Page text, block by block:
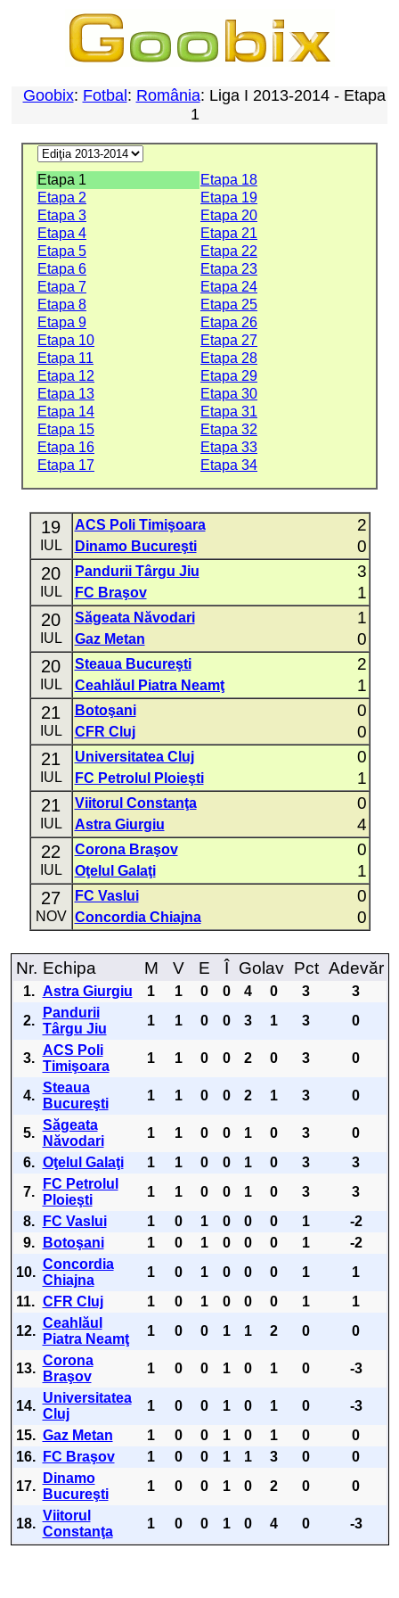
Goobix: Fotbal : România: Liga I 2013-2014 - Etapa
1
Etapa 1
Etapa 18
Etapa 2
Etapa 19
Etapa 3
Etapa 20
Etapa 4
Etapa 21
Etapa 5
Etapa 22
Etapa 6
Etapa 23
Etapa 7
Etapa 24
Etapa 8
Etapa 25
Etapa 9
Etapa 26
Etapa 10
Etapa 27
Etapa 11
Etapa 28
Etapa 12
Etapa 29
Etapa 13
Etapa 30
Etapa 14
Etapa 31
Etapa 15
Etapa 32
Etapa 16
Etapa 33
Etapa 17
Etapa 34
19
IUL
ACS Poli Timişoara 2
Dinamo Bucureşti 0
20
IUL
Pandurii Târgu Jiu 3
FC Braşov 1
20
IUL
Săgeata Năvodari 1
Gaz Metan 0
20
IUL
Steaua Bucureşti 2
Ceahlăul Piatra Neamţ 1
21
IUL
Botoşani 0
CFR Cluj 0
21
IUL
Universitatea Cluj 0
FC Petrolul Ploieşti 1
21
IUL
Viitorul Constanţa 0
Astra Giurgiu 4
22
IUL
Corona Braşov 0
Oţelul Galaţi 1
27
NOV
FC Vaslui 0
Concordia Chiajna 0
Nr. Echipa M V E Î Golav Pct Adevăr
1. Astra Giurgiu 1 1 0 0 4 0 3
3
2.
Pandurii
Târgu Jiu
1 1 0 0 3 1 3 0
3.
ACS Poli
Timişoara
1 1 0 0 2 0 3 0
4.
Steaua
Bucureşti
1 1 0 0 2 1 3 0
5.
Săgeata
Năvodari
1 1 0 0 1 0 3
0
6. Oţelul Galaţi 1 1 0 0 1 0 3
3
7.
FC Petrolul
Ploieşti
1 1 0 0 1 0 3
3
8.
FC Vaslui 1 0 1 0 0 0 1
-2
9.
Botoşani 1 0 1 0 0 0 1
-2
10.
Concordia
Chiajna
1 0 1 0 0 0 1
1
11. CFR Cluj 1 0 1 0 0 0 1
1
12.
Ceahlăul
Piatra Neamţ
1 0 0 1 1 2 0 0
13.
Corona
Braşov
1 0 0 1 0 1 0 -3
14.
Universitatea
Cluj
1 0 0 1 0 1 0
-3
15. Gaz Metan 1 0 0 1 0 1 0
0
16.
FC Braşov 1 0 0 1 1 3 0
0
17.
Dinamo
Bucureşti
1 0 0 1 0 2 0 0
18.
Viitorul
Constanţa
1 0 0 1 0 4 0 -3